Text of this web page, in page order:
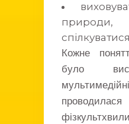
Кожне
було